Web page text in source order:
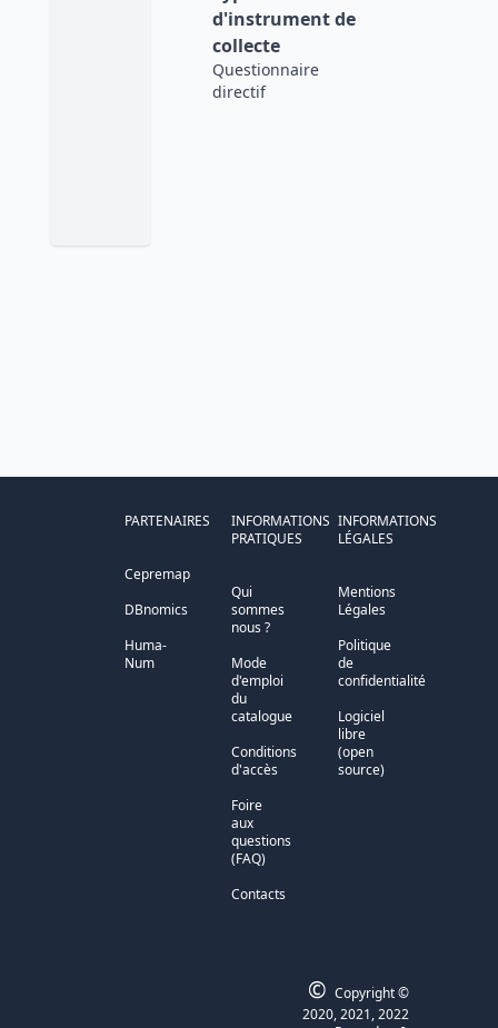
d'instrument de
collecte
Questionnaire
directif
PARTENAIRES
Cepremap
DBnomics
Huma-
Num
INFORMATIONS
PRATIQUES
Qui
sommes
nous ?
Mode
d'emploi
du
catalogue
Conditions
d'accès
Foire
aux
questions
(FAQ)
Contacts
INFORMATIONS
LÉGALES
Mentions
Légales
Politique
de
confidentialité
Logiciel
libre
(open
source)
© Copyright ©
2020, 2021, 2022